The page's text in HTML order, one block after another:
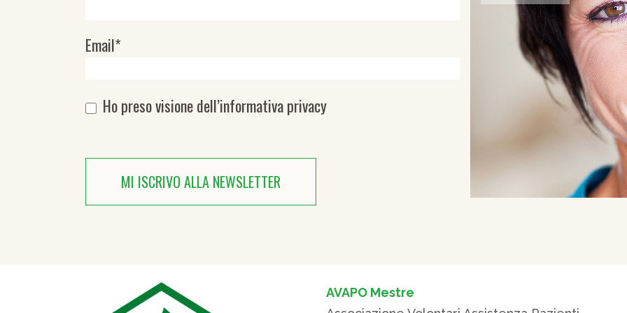
Email*
Ho preso visione dell’informativa privacy
MI ISCRIVO ALLA NEWSLETTER
AVAPO Mestre